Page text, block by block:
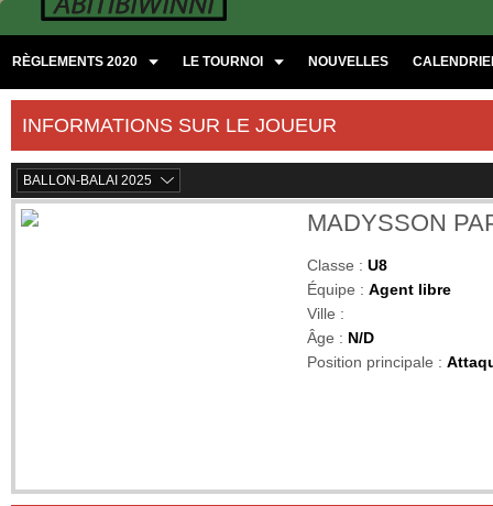
RÈGLEMENTS 2020 LE TOURNOI NOUVELLES
INFORMATIONS SUR LE JOUEUR
BALLON-BALAI 2025
MADYSSON
Classe : U8
Équipe : Agent libre
Ville :
Âge : N/D
Position principale :